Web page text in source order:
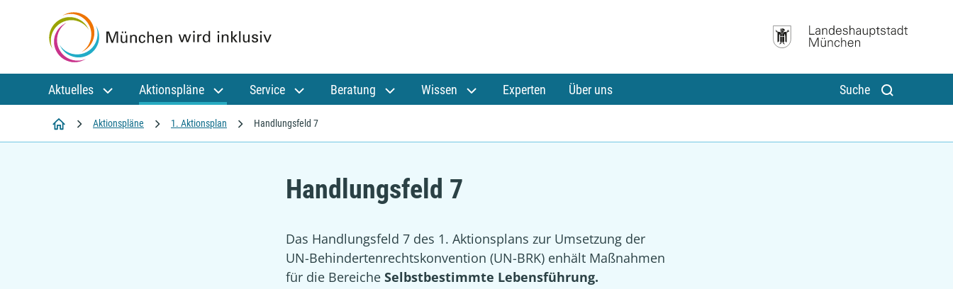
Aktuelles Aktionspläne Service Beratung Wissen Experten Über uns Suche
StartseiteAktionspläne 1. Aktionsplan Handlungsfeld 7
Handlungsfeld 7
Das Handlungsfeld 7 des 1. Aktionsplans zur Umsetzung der
UN-Behindertenrechtskonvention (UN-BRK) enhält Maßnahmen
für die Bereiche Selbstbestimmte Lebensführung.